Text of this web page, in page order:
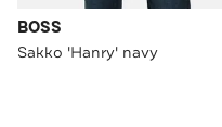
BOSS
Sakko 'Hanry' navy